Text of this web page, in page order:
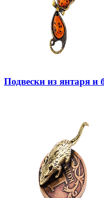
Подвески из янтаря и